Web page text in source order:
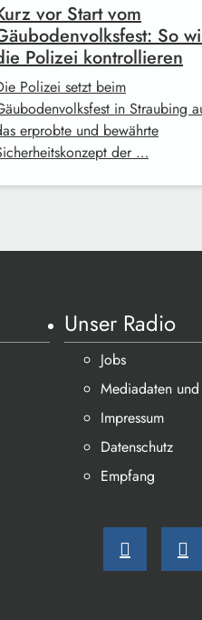
vor Start vom
So
Polizei kontrollieren
Polizei setzt beim
in Straubing
erprobte und bewährte
der …
Unser Radio
Jobs
Mediadaten
Impressum
Datenschutz
Empfang